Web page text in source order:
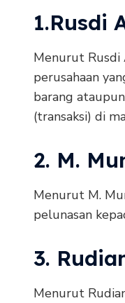
1.Rusdi
Menurut Rusdi
perusahaan
barang
(transaksi) di
2. M.
Menurut M.
pelunasan
3.
Menurut